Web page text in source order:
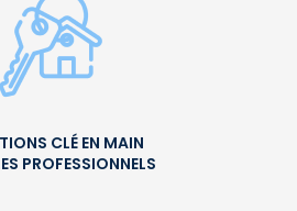
CLÉ EN MAIN
PROFESSIONNELS